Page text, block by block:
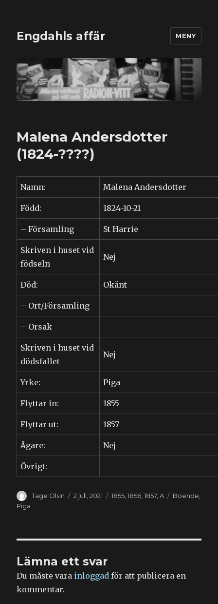
Engdahls affär MENY
Malena Andersdotter
(1824-????)
Namn: Malena Andersdotter
Född: 1824-10-21
– Församling St Harrie
Skriven i huset vid
födseln
Nej
Död: Okänt
– Ort/Församling
– Orsak
Skriven i huset vid
dödsfallet
Nej
Yrke: Piga
Flyttar in: 1855
Flyttar ut: 1857
Ägare: Nej
Övrigt:
Författare
Tage Olsin
Publicerat
2 juli, 2021 Kategorier
1855,1856,1857,A Etiketter
Boende,
Piga
Lämna ett svar
Du måste vara inloggad för att publicera en
kommentar.